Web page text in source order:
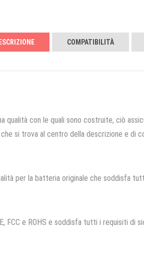
COMPATIBILITÀ
con le quali sono costruite, ciò
si trova al centro della descrizione e
per la batteria originale che soddisfa
FCC e ROHS e soddisfa tutti i requisiti di